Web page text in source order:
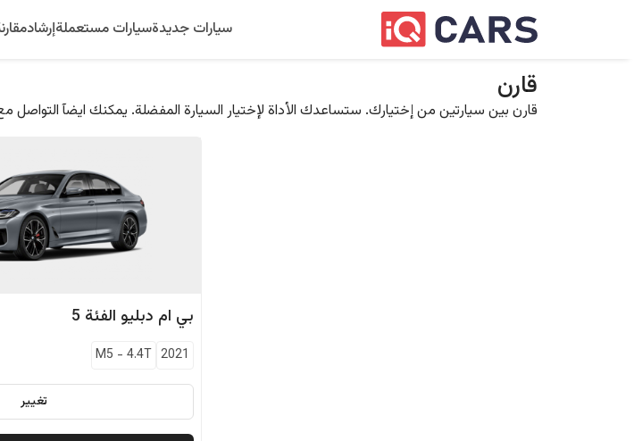
سيارات جديدةسيارات مستعملةإرشاد
قارن
قارن بين سيارتين من إختيارك. ستساعدك الأداة لإختيار السيارة المفضلة. يمكنك ايضآ التواصل
بي ام دبليو الفئة 5
2021
M5 - 4.4T
تغيير